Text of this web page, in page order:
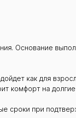
Основание
как для
комфорт на долгие
сроки при